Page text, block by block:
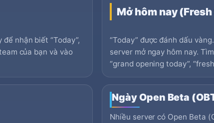
nhận biết “Today”,
của bạn và vào
Mở hôm nay
“Today” được đánh dấu
server mở ngay hôm nay.
“grand opening today”,
Ngày Open Beta
Nhiều server có Open Beta